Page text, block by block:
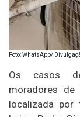
Foto: WhatsApp/
Os casos
moradores de
localizada por